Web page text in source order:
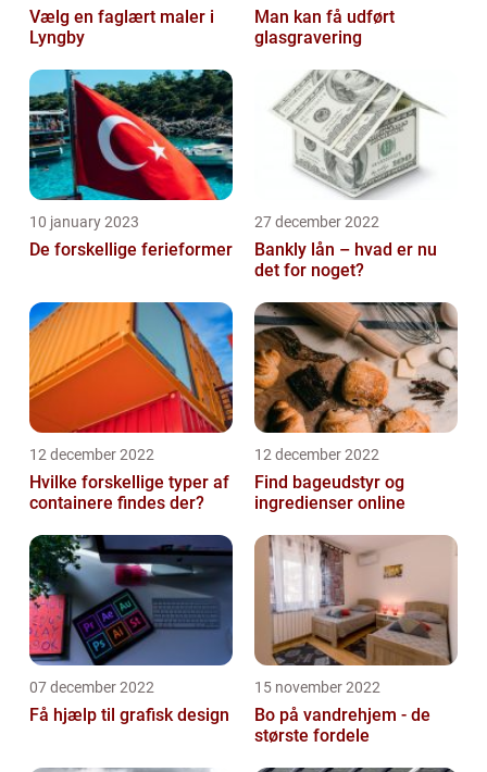
Vælg en faglært maler i
Lyngby
Man kan få udført
glasgravering
10 january 2023
De forskellige ferieformer
27 december 2022
Bankly lån – hvad er nu
det for noget?
12 december 2022
Hvilke forskellige typer af
containere findes der?
12 december 2022
Find bageudstyr og
ingredienser online
07 december 2022
Få hjælp til grafisk design
15 november 2022
Bo på vandrehjem - de
største fordele